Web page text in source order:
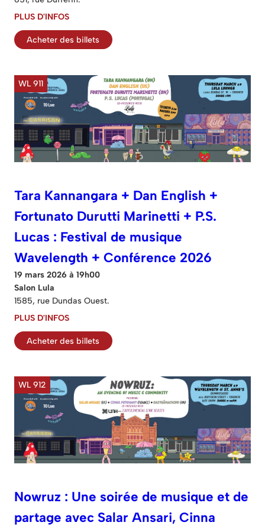
PLUS D'INFOS
Acheter des billets
WL 911
Tara Kannangara + Dan English +
Fortunato Durutti Marinetti + P.S.
Lucas : Festival de musique
Wavelength + Conférence 2026
19 mars 2026 à 19h00
Salon Lula
1585, rue Dundas Ouest.
PLUS D'INFOS
Acheter des billets
WL 912
Nowruz : Une soirée de musique et de
partage avec Salar Ansari, Cinna